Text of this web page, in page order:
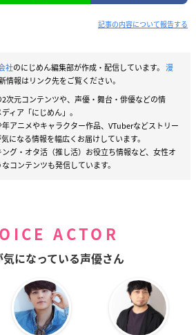
記事の内容について報告する
社のにじめん編集部が作成・配信しています。 漫
情報はリンク先をご覧ください。
次元コンテンツや、声優・舞台・俳優などの情
ィア「にじめん」。
アニメやキャラクター作品、VTuberなどストリー
になる情報を幅広くお届けしています。
グ・オタ活（推し活）お役立ち情報など、女性オ
コンテンツも発信しています。
ACTOR
気になっている声優さん